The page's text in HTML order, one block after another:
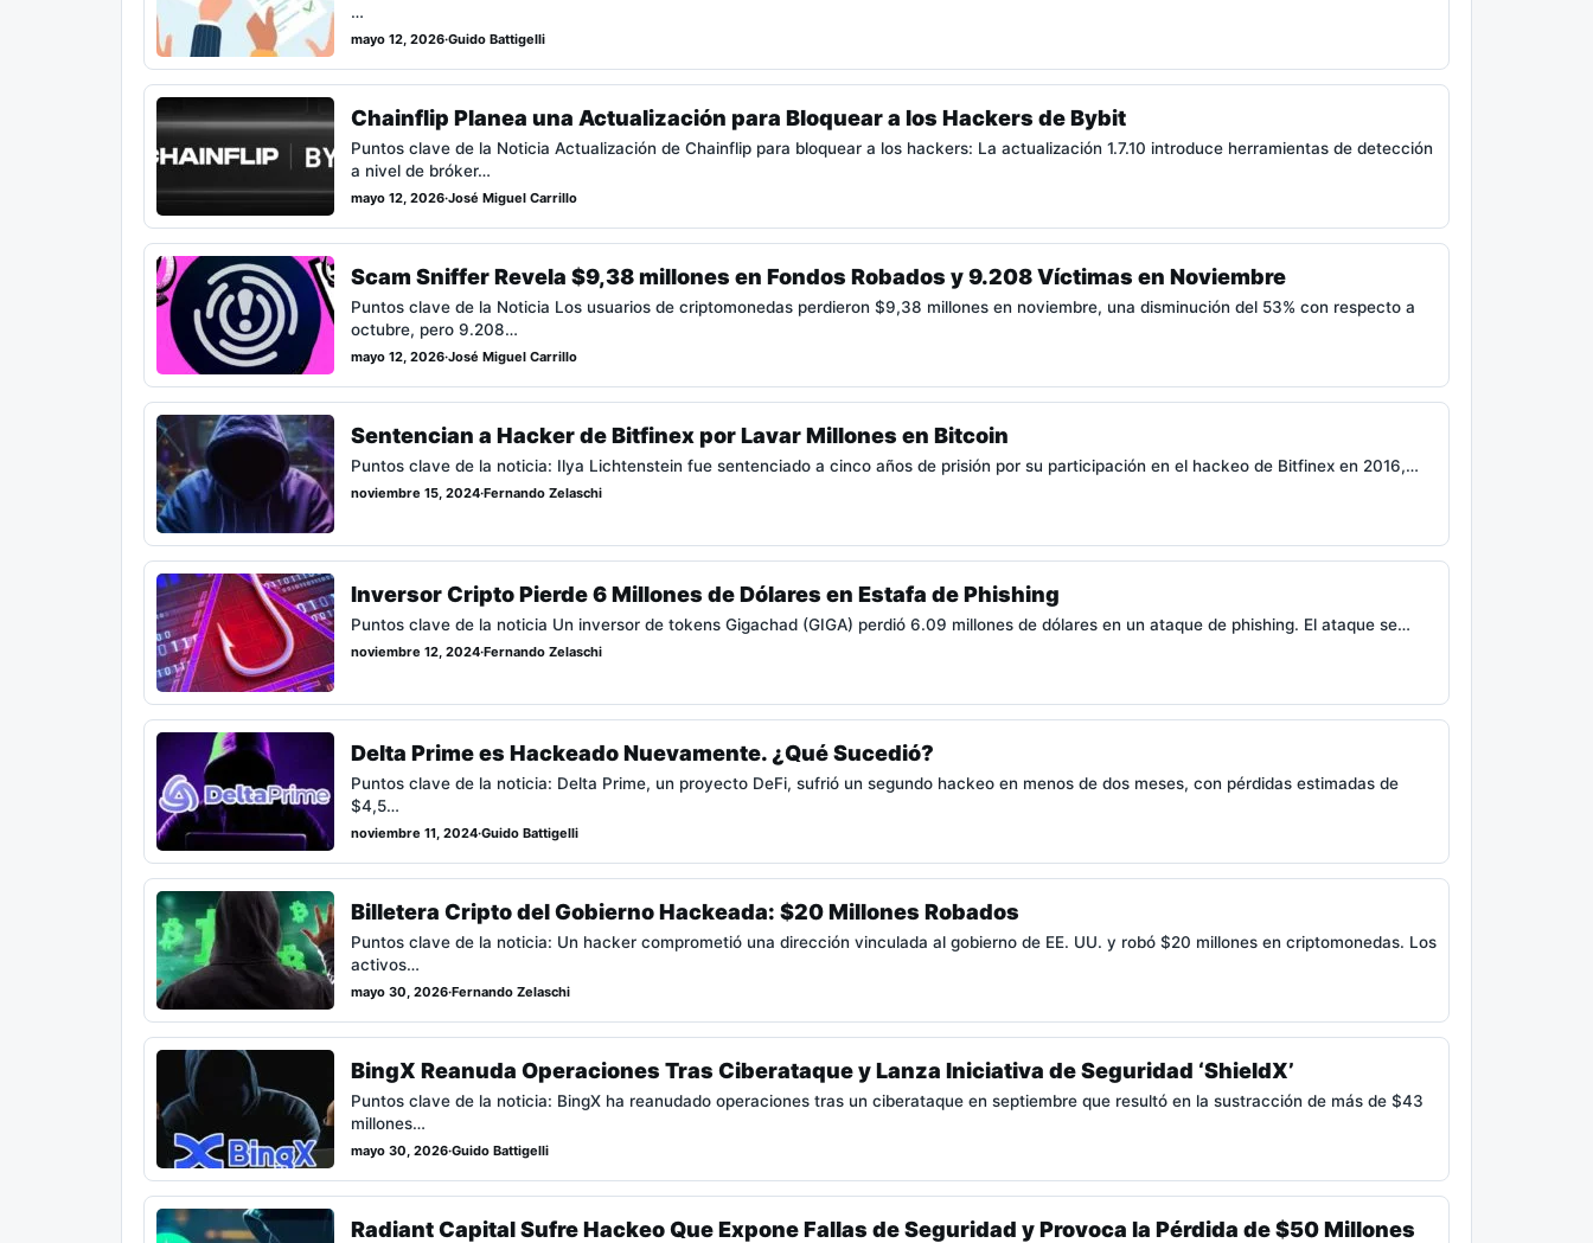
…
mayo 12, 2026·Guido Battigelli
Chainflip Planea una Actualización para Bloquear a los Hackers de Bybit
Puntos clave de la Noticia Actualización de Chainflip para bloquear a los hackers: La actualización 1.7.10 introduce herramientas de detección
a nivel de bróker…
mayo 12, 2026·José Miguel Carrillo
Scam Sniffer Revela $9,38 millones en Fondos Robados y 9.208 Víctimas en Noviembre
Puntos clave de la Noticia Los usuarios de criptomonedas perdieron $9,38 millones en noviembre, una disminución del 53% con respecto a
octubre, pero 9.208…
mayo 12, 2026·José Miguel Carrillo
Sentencian a Hacker de Bitfinex por Lavar Millones en Bitcoin
Puntos clave de la noticia: Ilya Lichtenstein fue sentenciado a cinco años de prisión por su participación en el hackeo de Bitfinex en 2016,…
noviembre 15, 2024·Fernando Zelaschi
Inversor Cripto Pierde 6 Millones de Dólares en Estafa de Phishing
Puntos clave de la noticia Un inversor de tokens Gigachad (GIGA) perdió 6.09 millones de dólares en un ataque de phishing. El ataque se…
noviembre 12, 2024·Fernando Zelaschi
Delta Prime es Hackeado Nuevamente. ¿Qué Sucedió?
Puntos clave de la noticia: Delta Prime, un proyecto DeFi, sufrió un segundo hackeo en menos de dos meses, con pérdidas estimadas de
$4,5…
noviembre 11, 2024·Guido Battigelli
Billetera Cripto del Gobierno Hackeada: $20 Millones Robados
Puntos clave de la noticia: Un hacker comprometió una dirección vinculada al gobierno de EE. UU. y robó $20 millones en criptomonedas. Los
activos…
mayo 30, 2026·Fernando Zelaschi
BingX Reanuda Operaciones Tras Ciberataque y Lanza Iniciativa de Seguridad ‘ShieldX’
Puntos clave de la noticia: BingX ha reanudado operaciones tras un ciberataque en septiembre que resultó en la sustracción de más de $43
millones…
mayo 30, 2026·Guido Battigelli
Radiant Capital Sufre Hackeo Que Expone Fallas de Seguridad y Provoca la Pérdida de $50 Millones